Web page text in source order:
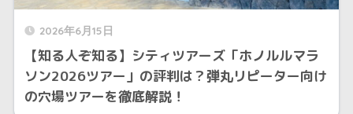
2026年6月15日
【知る人ぞ知る】シティツアーズ「ホノルルマラ
ソン2026ツアー」の評判は？弾丸リピーター向け
の穴場ツアーを徹底解説！